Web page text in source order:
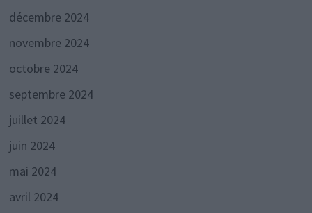
décembre 2024
novembre 2024
octobre 2024
septembre 2024
juillet 2024
juin 2024
mai 2024
avril 2024